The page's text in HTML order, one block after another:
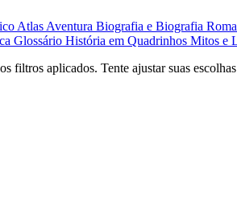
AtlasAventura Biografia e Biografia
Glossário História em Quadrinhos Mitos e
filtros aplicados. Tente ajustar suas